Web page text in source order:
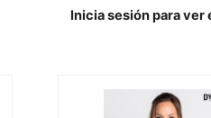
Inicia sesión para ver